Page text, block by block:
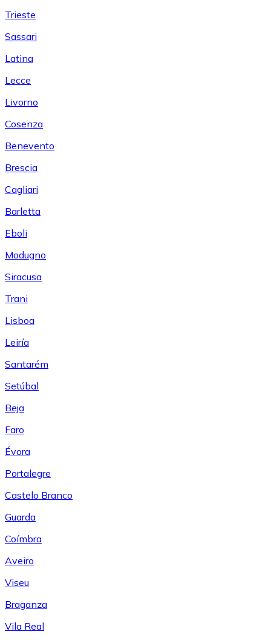
Trieste
Sassari
Latina
Lecce
Livorno
Cosenza
Benevento
Brescia
Cagliari
Barletta
Eboli
Modugno
Siracusa
Trani
Lisboa
Leiría
Santarém
Setúbal
Beja
Faro
Évora
Portalegre
Castelo Branco
Guarda
Coímbra
Aveiro
Viseu
Braganza
Vila Real